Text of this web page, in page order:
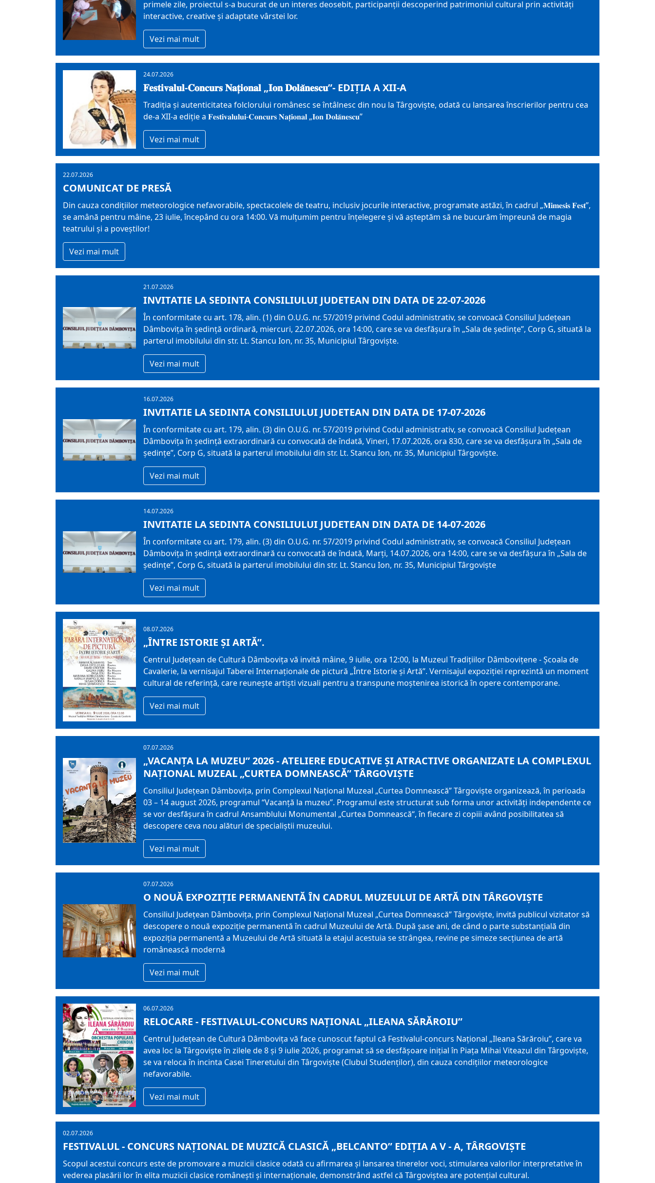
primele zile, proiectul s-a bucurat de un interes deosebit, participanții descoperind patrimoniul cultural prin activități
interactive, creative și adaptate vârstei lor.
Vezi mai mult
24.07.2026
𝐅𝐞𝐬𝐭𝐢𝐯𝐚𝐥𝐮𝐥-𝐂𝐨𝐧𝐜𝐮𝐫𝐬 𝐍𝐚𝐭̦𝐢𝐨𝐧𝐚𝐥 „𝐈𝐨𝐧 𝐃𝐨𝐥𝐚̆𝐧𝐞𝐬𝐜𝐮”- EDIȚIA A XII-A
Tradiția și autenticitatea folclorului românesc se întâlnesc din nou la Târgoviște, odată cu lansarea înscrierilor pentru cea
de-a XII-a ediție a 𝐅𝐞𝐬𝐭𝐢𝐯𝐚𝐥𝐮𝐥𝐮𝐢-𝐂𝐨𝐧𝐜𝐮𝐫𝐬 𝐍𝐚𝐭̦𝐢𝐨𝐧𝐚𝐥 „𝐈𝐨𝐧 𝐃𝐨𝐥𝐚̆𝐧𝐞𝐬𝐜𝐮”
Vezi mai mult
22.07.2026
COMUNICAT DE PRESĂ
Din cauza condițiilor meteorologice nefavorabile, spectacolele de teatru, inclusiv jocurile interactive, programate astăzi, în cadrul „𝐌𝐢𝐦𝐞𝐬𝐢𝐬 𝐅𝐞𝐬𝐭”,
se amână pentru mâine, 23 iulie, începând cu ora 14:00. Vă mulțumim pentru înțelegere și vă așteptăm să ne bucurăm împreună de magia
teatrului și a poveștilor!
Vezi mai mult
21.07.2026
INVITATIE LA SEDINTA CONSILIULUI JUDETEAN DIN DATA DE 22-07-2026
În conformitate cu art. 178, alin. (1) din O.U.G. nr. 57/2019 privind Codul administrativ, se convoacă Consiliul Judeţean
Dâmboviţa în şedinţă ordinară, miercuri, 22.07.2026, ora 14:00, care se va desfăşura în „Sala de ședințe”, Corp G, situată la
parterul imobilului din str. Lt. Stancu Ion, nr. 35, Municipiul Târgoviște.
Vezi mai mult
16.07.2026
INVITATIE LA SEDINTA CONSILIULUI JUDETEAN DIN DATA DE 17-07-2026
În conformitate cu art. 179, alin. (3) din O.U.G. nr. 57/2019 privind Codul administrativ, se convoacă Consiliul Judeţean
Dâmboviţa în şedinţă extraordinară cu convocată de îndată, Vineri, 17.07.2026, ora 830, care se va desfăşura în „Sala de
ședințe”, Corp G, situată la parterul imobilului din str. Lt. Stancu Ion, nr. 35, Municipiul Târgoviște.
Vezi mai mult
14.07.2026
INVITATIE LA SEDINTA CONSILIULUI JUDETEAN DIN DATA DE 14-07-2026
În conformitate cu art. 179, alin. (3) din O.U.G. nr. 57/2019 privind Codul administrativ, se convoacă Consiliul Judeţean
Dâmboviţa în şedinţă extraordinară cu convocată de îndată, Marți, 14.07.2026, ora 14:00, care se va desfăşura în „Sala de
ședințe”, Corp G, situată la parterul imobilului din str. Lt. Stancu Ion, nr. 35, Municipiul Târgoviște
Vezi mai mult
08.07.2026
„ÎNTRE ISTORIE ȘI ARTĂ”.
Centrul Judeţean de Cultură Dâmboviţa vă invită mâine, 9 iulie, ora 12:00, la Muzeul Tradițiilor Dâmbovițene - Școala de
Cavalerie, la vernisajul Taberei Internaționale de pictură „Între Istorie și Artă”. Vernisajul expoziției reprezintă un moment
cultural de referință, care reunește artiști vizuali pentru a transpune moștenirea istorică în opere contemporane.
Vezi mai mult
07.07.2026
„VACANŢA LA MUZEU” 2026 - ATELIERE EDUCATIVE ȘI ATRACTIVE ORGANIZATE LA COMPLEXUL
NAȚIONAL MUZEAL „CURTEA DOMNEASCĂ” TÂRGOVIȘTE
Consiliul Județean Dâmbovița, prin Complexul Național Muzeal „Curtea Domnească” Târgoviște organizează, în perioada
03 – 14 august 2026, programul “Vacanță la muzeu”. Programul este structurat sub forma unor activități independente ce
se vor desfășura în cadrul Ansamblului Monumental „Curtea Domnească“, în fiecare zi copiii având posibilitatea să
descopere ceva nou alături de specialiștii muzeului.
Vezi mai mult
07.07.2026
O NOUĂ EXPOZIȚIE PERMANENTĂ ÎN CADRUL MUZEULUI DE ARTĂ DIN TÂRGOVIȘTE
Consiliul Județean Dâmbovița, prin Complexul Național Muzeal „Curtea Domnească” Târgoviște, invită publicul vizitator să
descopere o nouă expoziție permanentă în cadrul Muzeului de Artă. După șase ani, de când o parte substanțială din
expoziția permanentă a Muzeului de Artă situată la etajul acestuia se strângea, revine pe simeze secțiunea de artă
românească modernă
Vezi mai mult
06.07.2026
RELOCARE - FESTIVALUL-CONCURS NAŢIONAL „ILEANA SĂRĂROIU”
Centrul Județean de Cultură Dâmbovița vă face cunoscut faptul că Festivalul-concurs Naţional „Ileana Sărăroiu”, care va
avea loc la Târgoviște în zilele de 8 și 9 iulie 2026, programat să se desfășoare inițial în Piața Mihai Viteazul din Târgoviște,
se va reloca în incinta Casei Tineretului din Târgoviște (Clubul Studenților), din cauza condițiilor meteorologice
nefavorabile.
Vezi mai mult
02.07.2026
FESTIVALUL - CONCURS NAȚIONAL DE MUZICĂ CLASICĂ „BELCANTO” EDIȚIA A V - A, TÂRGOVIȘTE
Scopul acestui concurs este de promovare a muzicii clasice odată cu afirmarea și lansarea tinerelor voci, stimularea valorilor interpretative în
vederea plasării lor în elita muzicii clasice românești și internaționale, demonstrând astfel că Târgoviștea are potențial cultural.